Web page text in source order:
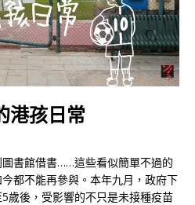
港孩日常
圖書館借書……這些看似簡單不過的
都不能再參與。本年九月，政府下
歲後，受影響的不只是未接種疫苗